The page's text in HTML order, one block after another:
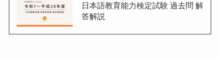
日本語教育能力検定試験 過去問 解
答解説